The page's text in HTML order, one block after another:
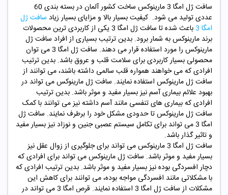
سافت ژل امگا 3 مارینوکس ساخت کشور آلمان در بسته بندی 60
عددی تولید می شود. کیفیت بسیار بالا و مزایای بسیار زیاد سافت ژل
امگا 3
باعث شده تا سافت ژل امگا 3 یکی از کاربردی ترین محصولات
برند مارینوکس به شمار برود. بدین ترتیب بسیاری از افراد سافت ژل
مارینوکس را مورد استفاده قرار می دهند. سافت ژل امگا 3 می توان
محصولی بسیار کاربردی برای سلامت قلب و عروق باشد. بدین ترتیب
افرادی که می خواهند همواره قلب سالمی داشته باشند، می توانند از
سافت ژل مارینوکس استفاده نمایند. سافت ژل مارینوکس می تواند در
بهبود علائم بیماری آسم نیز بسیار مفید و موثر باشد. بدین ترتیب
افرادی که بیماری های تنفسی مانند آسم داشته نیز می توانند با کمک
سافت ژل مارینوکس تا حدودی مشکل خود را برطرف نمایند. سافت ژل
امگا 3 می تواند برای تکامل سیستم عصبی جنین و نوزاد نیز بسیار مفید
و تاثیر گذار باشد.
سافت ژل امگا 3 مارینوکس می تواند برای جلوگیری از زوال عقل نیز
بسیار مفید و موثر باشد. سافت ژل مارینوکس می تواند برای افرادی که
دچار افسردگی بوده نیز بسیار مفید و موثر باشد. بدین ترتیب افرادی که
با مشکلاتی مانند افسردگی مواجه بوده، می توانند برای کاهش این
مشکلات از سافت ژل امگا 3 استفاده نمایند. قرص امگا 3 می تواند در